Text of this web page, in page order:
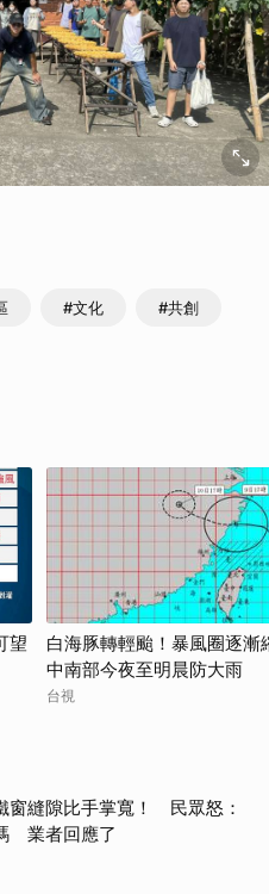
#文化 #共創
望
白海豚轉輕颱！暴風圈逐
中南部今夜至明晨防大雨
台視
窗縫隙比手掌寬！ 民眾怒：
業者回應了